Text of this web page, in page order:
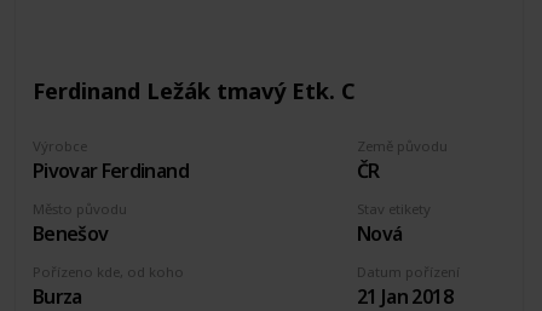
Ferdinand Ležák tmavý Etk. C
Výrobce
Pivovar Ferdinand
Země původu
ČR
Pořízeno kde, od koho
Burza
Stav etikety
Nová
Datum pořízení
21 Jan 2018
Město původu
Benešov